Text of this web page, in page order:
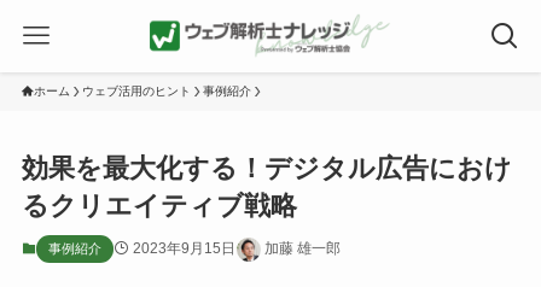
ホーム ウェブ活用のヒント 事例紹介
効果を最大化する！デジタル広告におけ
るクリエイティブ戦略
事例紹介 2023年9月15日 加藤 雄一郎